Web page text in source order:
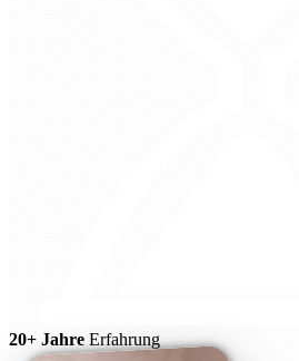
20+ Jahre Erfahrung